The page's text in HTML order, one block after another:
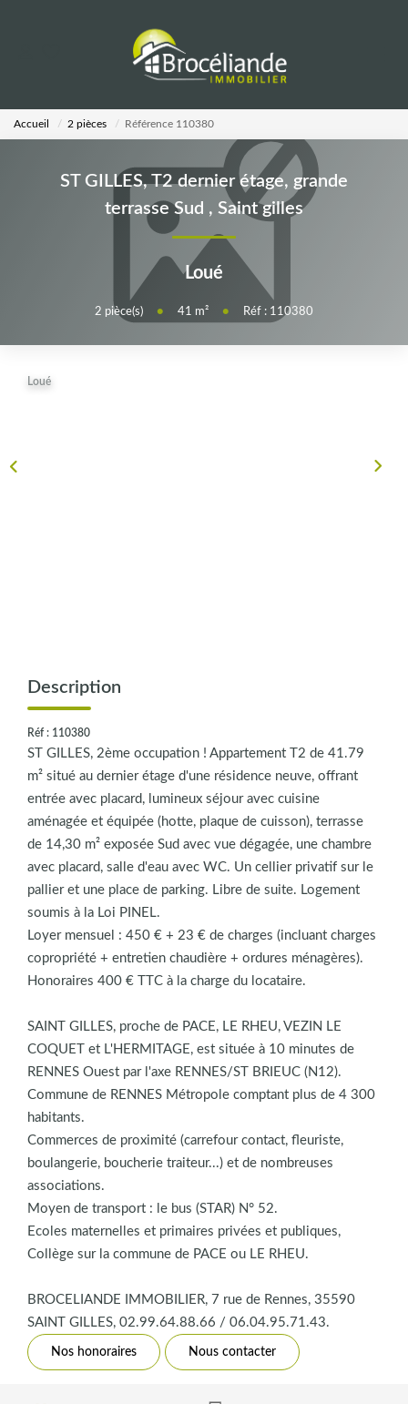
LOCATIONS
ESTIMATION
AGENCE
Accueil 2 pièces Référence 110380
ST GILLES, T2 dernier étage, grande
terrasse Sud , Saint gilles
Loué
2 pièce(s) • 41 m² • Réf : 110380
Loué
Description
Réf : 110380
ST GILLES, 2ème occupation ! Appartement T2 de 41.79
m² situé au dernier étage d'une résidence neuve, offrant
entrée avec placard, lumineux séjour avec cuisine
aménagée et équipée (hotte, plaque de cuisson), terrasse
de 14,30 m² exposée Sud avec vue dégagée, une chambre
avec placard, salle d'eau avec WC. Un cellier privatif sur le
pallier et une place de parking. Libre de suite. Logement
soumis à la Loi PINEL.
Loyer mensuel : 450 € + 23 € de charges (incluant charges
copropriété + entretien chaudière + ordures ménagères).
Honoraires 400 € TTC à la charge du locataire.
SAINT GILLES, proche de PACE, LE RHEU, VEZIN LE
COQUET et L'HERMITAGE, est située à 10 minutes de
RENNES Ouest par l'axe RENNES/ST BRIEUC (N12).
Commune de RENNES Métropole comptant plus de 4 300
habitants.
Commerces de proximité (carrefour contact, fleuriste,
boulangerie, boucherie traiteur...) et de nombreuses
associations.
Moyen de transport : le bus (STAR) N° 52.
Ecoles maternelles et primaires privées et publiques,
Collège sur la commune de PACE ou LE RHEU.
BROCELIANDE IMMOBILIER, 7 rue de Rennes, 35590
SAINT GILLES, 02.99.64.88.66 / 06.04.95.71.43.
Nos honoraires Nous contacter